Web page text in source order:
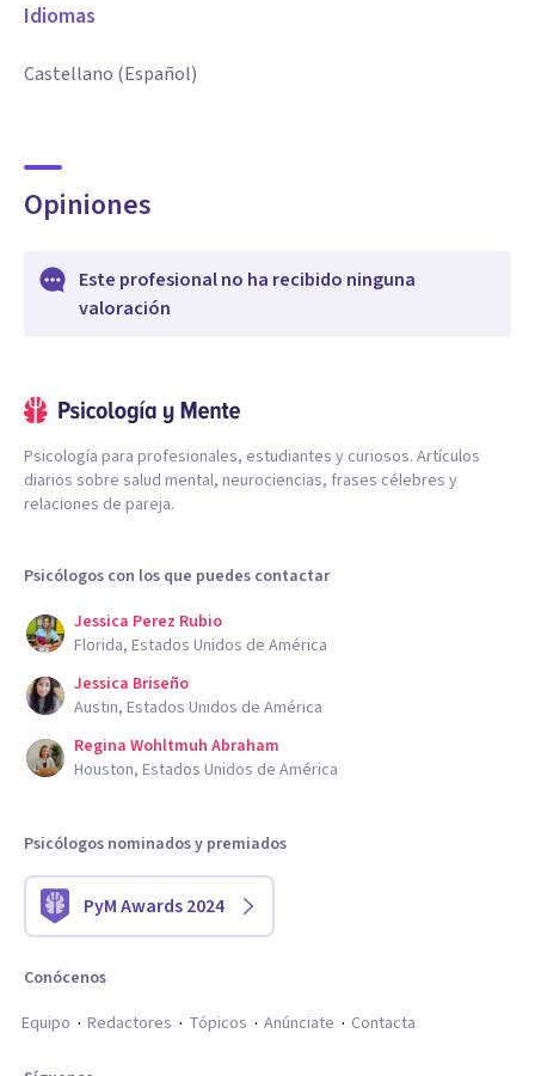
Idiomas
Castellano (Español)
Opiniones
Este profesional no ha recibido ninguna
valoración
Psicología para profesionales, estudiantes y curiosos. Artículos
diarios sobre salud mental, neurociencias, frases célebres y
relaciones de pareja.
Psicólogos con los que puedes contactar
Jessica Perez Rubio
Florida, Estados Unidos de América
Jessica Briseño
Austin, Estados Unidos de América
Regina Wohltmuh Abraham
Houston, Estados Unidos de América
Psicólogos nominados y premiados
PyM Awards 2024
Conócenos
Equipo
Redactores Tópicos Anúnciate Contacta